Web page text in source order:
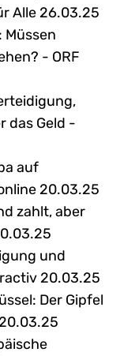
Alle 26.03.25
- ORF
das Geld -
auf
20.03.25
zahlt, aber
und
20.03.25
Der Gipfel